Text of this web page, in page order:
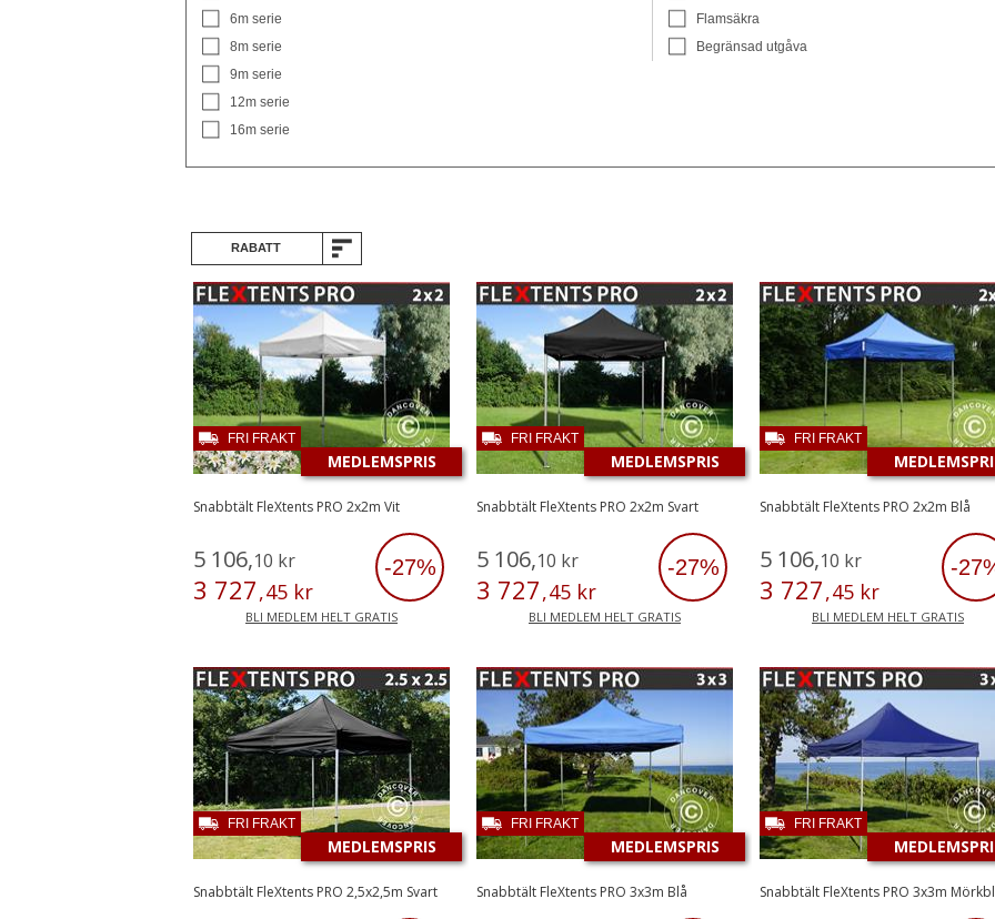
6m serie
8m serie
9m serie
12m serie
16m serie
Flamsäkra
Begränsad utgåva
RABATT
Snabbtält FleXtents PRO 2x2m Vit
-27%
BLI MEDLEM HELT GRATIS
5 106,10 kr
3 727,45 kr
MEDLEMSPRIS
FRI FRAKT
Snabbtält FleXtents PRO 2x2m Svart
-27%
BLI MEDLEM HELT GRATIS
5 106,10 kr
3 727,45 kr
MEDLEMSPRIS
FRI FRAKT
Snabbtält FleXtents PRO 2x2m Blå
-
BLI MEDLEM HELT GRATIS
5 106,10 kr
3 727,45 kr
FRI FRAKT
Snabbtält FleXtents PRO 2,5x2,5m Svart
MEDLEMSPRIS
FRI FRAKT
Snabbtält FleXtents PRO 3x3m Blå
MEDLEMSPRIS
FRI FRAKT
Snabbtält FleXtents PRO 3x3m
FRI FRAKT